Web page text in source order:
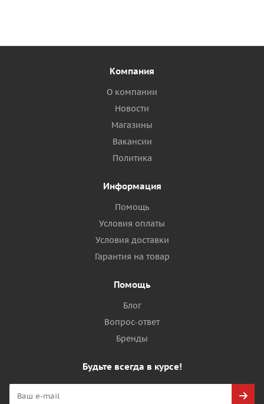
Компания
О компании
Новости
Магазины
Вакансии
Политика
Информация
Помощь
Условия оплаты
Условия доставки
Гарантия на товар
Помощь
Блог
Вопрос-ответ
Бренды
Будьте всегда в курсе!